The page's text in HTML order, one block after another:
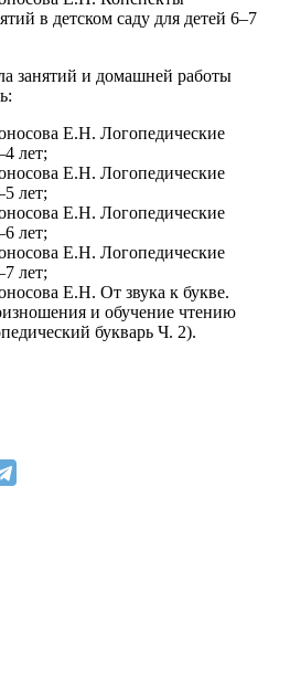
в детском саду для детей 6–7
занятий и домашней работы
Е.Н. Логопедические
лет;
Е.Н. Логопедические
лет;
Е.Н. Логопедические
лет;
Е.Н. Логопедические
лет;
Е.Н. От звука к букве.
и обучение чтению
букварь Ч. 2).